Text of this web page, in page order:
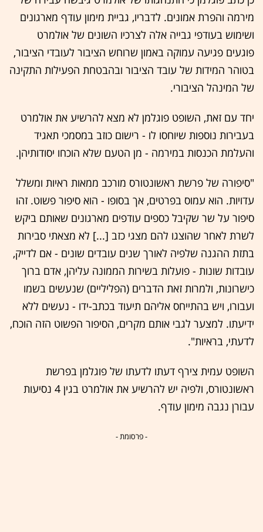
מירמה והפרת אמונים. לדבריו, גביית מימון עודף מארגונים
ושימוש בעודפי גבייה אלה לצרכיו השונים של אולמרט
פוגעים פגיעה עמוקה באמון שרוחש הציבור לעובדי הציבור,
בטוהר המידות של עובד הציבור ובהבטחת הפעילות התקינה
של המינהל הציבורי.
יחד עם זאת, השופט פוגלמן לא מצא להרשיע את אולמרט
בעבירות נוספות שיוחסו לו - רישום כוזב במסמכי תאגיד
והעלמת הכנסות במירמה - מן הטעם שלא הוכחו יסודותיהן.
"סיפורה של פרשת ראשונטורס מורכב ממאות ראיות ומשלל
עדויות. הוא עמוס בפרטים, אך בסופו - הוא סיפור פשוט. זהו
סיפור על שר שקיבל כספים עודפים מארגונים שאותם ביקש
לשרת לאחר שהוצגו להם מצגי כזב [...] לא מצאתי סבירות
בתזת ההגנה שלפיה לאורך שנים עובדים שונים - אם לדייק,
עובדות שונות - פועלות בשירות הממונה עליהן, אדם ברוך
כישרונות, ולמרות זאת הדברים (הפליליים) שנעשים בשמו
ועבורו, ויש בהתייחס אליהם תיעוד בכתב-ידו - נעשים ללא
ידיעתו. למצער לגבי אותם מקרים, הסיפור הפשוט הזה הוכח,
לדעתי, בראיות".
השופט עמית צירף דעתו לדעתו של פוגלמן בפרשת
ראשונטורס, ולפיה יש להרשיע את אולמרט בגין 4 נסיעות
עבורן נגבה מימון עודף.
- פרסומת -